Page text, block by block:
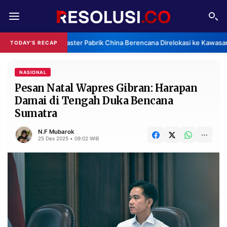
TODAY'S RECAPKlaster Pabrik China Berencana Direlokasi ke
REDAKSI TENTANG
RESOLUSI IKLAN
RUBRIKASI
EDITORIAL
FINANSIA PERSONA
DAERAH NASIONAL
MANCA
INFORMASI
NASIONAL
Pesan Natal Wapres Gibran: Harapan
Damai di Tengah Duka Bencana
Sumatra
N.F Mubarok
25 Des 2025 • 09:02 WIB